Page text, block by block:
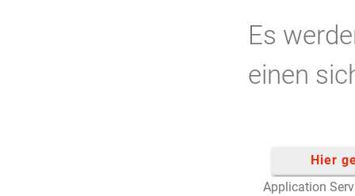
Es
einen
Hier
Application